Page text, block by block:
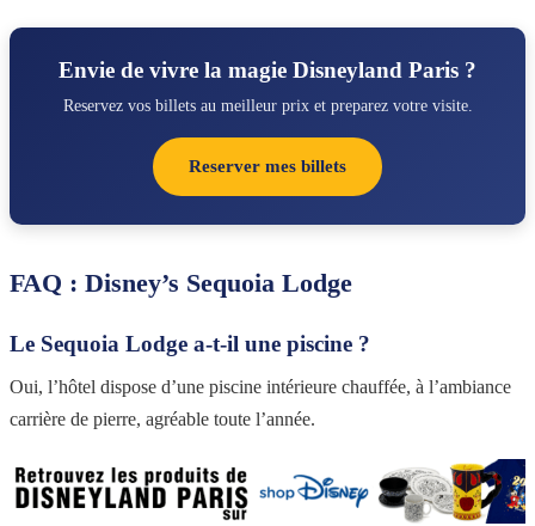
Envie de vivre la magie Disneyland Paris ?
Reservez vos billets au meilleur prix et preparez votre visite.
Reserver mes billets
FAQ : Disney’s Sequoia Lodge
Le Sequoia Lodge a-t-il une piscine ?
Oui, l’hôtel dispose d’une piscine intérieure chauffée, à l’ambiance
carrière de pierre, agréable toute l’année.